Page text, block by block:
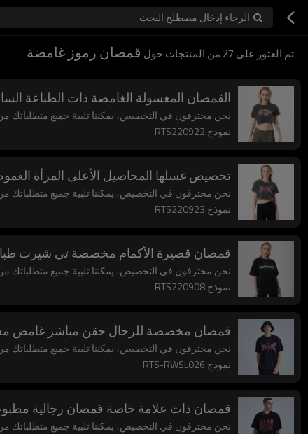
الرجاء إدخال مصطلح البحث
تم العثور على 27 من المنتجات حول قمصان رموز غامضة
القمصان المغسولة الغامضة ذات الطباعة
نحن محترفون في التخصيص، يمكننا تلبية جميع متطلباتك
نموذج:RTS220922
تخصيص غسلها المحاصيل الأعلى المرأة
نحن محترفون في التخصيص، يمكننا تلبية جميع متطلباتك
نموذج:RTS220923
قمصان قصيرة الأكمام مخصصة تي شيرت
نحن محترفون في التخصيص، يمكننا تلبية جميع متطلباتك
نموذج:RTS220908
قمصان مخصصة للرجال حقن مباشر غامض
نحن محترفون في التخصيص، يمكننا تلبية جميع متطلباتك
نموذج:RTS-RWSL026
قمصان ذات علامة خاصة قمصان رجالية
نحن محترفون في التخصيص، يمكننا تلبية جميع متطلباتك